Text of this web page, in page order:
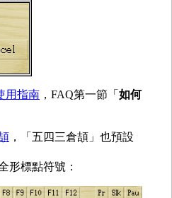
用指南 ，FAQ第一節「 如何
，「五四三倉頡」也預設
形標點符號：